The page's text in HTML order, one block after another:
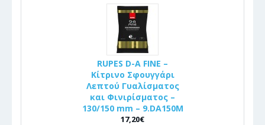
RUPES D-A FINE –
Κίτρινο Σφουγγάρι
Λεπτού Γυαλίσματος
και Φινιρίσματος –
130/150 mm – 9.DA150M
17,20€